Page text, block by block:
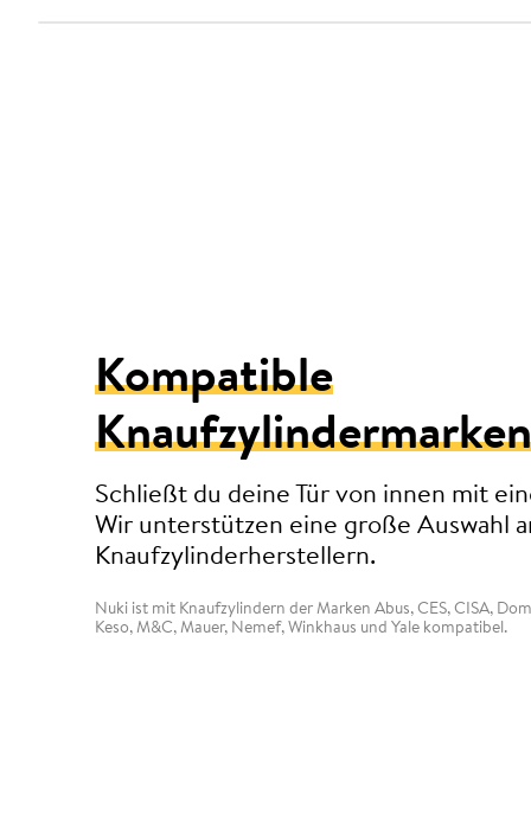
Kompatible
Knaufzylindermarken
Schließt du deine Tür von innen mit
Wir unterstützen eine große Auswahl
Knaufzylinderherstellern.
Nuki ist mit Knaufzylindern der Marken Abus, CES, CISA,
Keso, M&C, Mauer, Nemef, Winkhaus und Yale kompatibel.